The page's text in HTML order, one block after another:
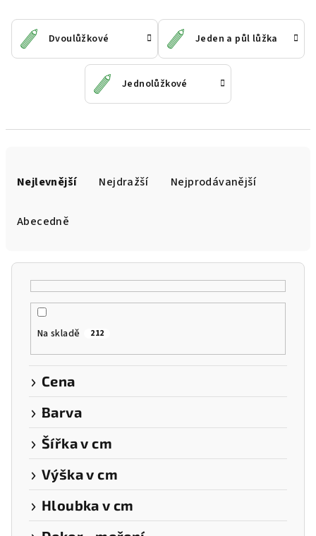
Dvoulůžkové Jeden a půl lůžka
Jednolůžkové
Nejlevnější Nejdražší Nejprodávanější
Abecedně
Na skladě 212
Cena
Barva
Šířka v cm
Výška v cm
Hloubka v cm